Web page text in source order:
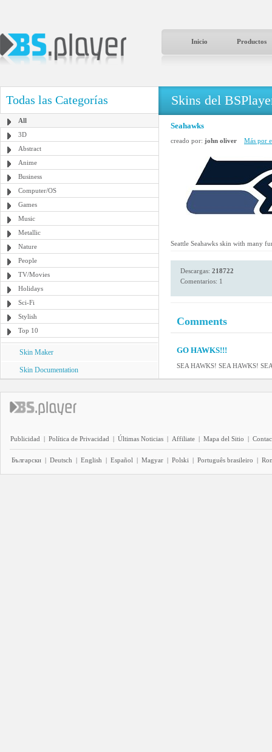
Inicio Productos
Todas las Categorías
All
3D
Abstract
Anime
Business
Computer/OS
Games
Music
Metallic
Nature
People
TV/Movies
Holidays
Sci-Fi
Stylish
Top 10
Skin Maker
Skin Documentation
Skins del
Seahawks
creado por: john oliver Más por
Seattle Seahawks skin with many
Descargas: 218722
Comentarios: 1
Comments
GO HAWKS!!!
SEA HAWKS! SEA HAWKS!
Publicidad | Política de Privacidad | Últimas Noticias | Affiliate | Mapa del Sitio |
Български | Deutsch | English | Español | Magyar | Polski | Português brasileiro |